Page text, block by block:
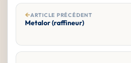
←ARTICLE PRÉCÉDENT
Metalor (raffineur)